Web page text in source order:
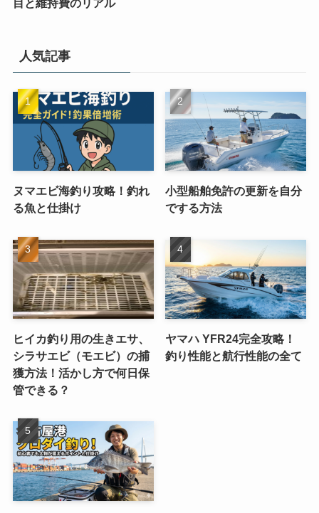
目と維持費のリアル
人気記事
ヌマエビ海釣り攻略！釣れ
る魚と仕掛け
小型船舶免許の更新を自分
でする方法
ヒイカ釣り用の生きエサ、
シラサエビ（モエビ）の捕
獲方法！活かし方で何日保
管できる？
ヤマハ YFR24完全攻略！
釣り性能と航行性能の全て